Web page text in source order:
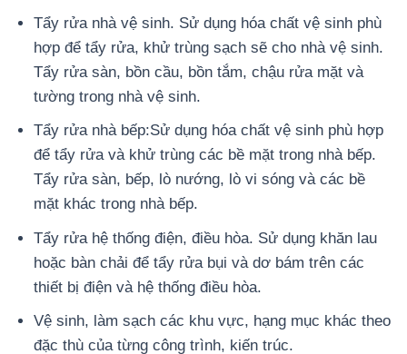
Tẩy rửa nhà vệ sinh. Sử dụng hóa chất vệ sinh phù
hợp để tẩy rửa, khử trùng sạch sẽ cho nhà vệ sinh.
Tẩy rửa sàn, bồn cầu, bồn tắm, chậu rửa mặt và
tường trong nhà vệ sinh.
Tẩy rửa nhà bếp:Sử dụng hóa chất vệ sinh phù hợp
để tẩy rửa và khử trùng các bề mặt trong nhà bếp.
Tẩy rửa sàn, bếp, lò nướng, lò vi sóng và các bề
mặt khác trong nhà bếp.
Tẩy rửa hệ thống điện, điều hòa. Sử dụng khăn lau
hoặc bàn chải để tẩy rửa bụi và dơ bám trên các
thiết bị điện và hệ thống điều hòa.
Vệ sinh, làm sạch các khu vực, hạng mục khác theo
đặc thù của từng công trình, kiến trúc.